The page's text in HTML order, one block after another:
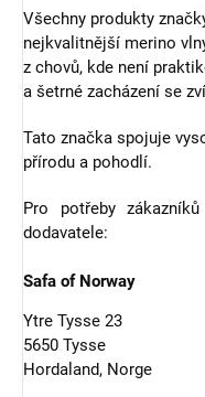
Všechny produkty
nejkvalitnější merino
z chovů, kde není
a šetrné zacházení se
Tato značka spojuje
přírodu a pohodlí.
Pro potřeby
dodavatele:
Safa of Norway
Ytre Tysse 23
5650 Tysse
Hordaland, Norge